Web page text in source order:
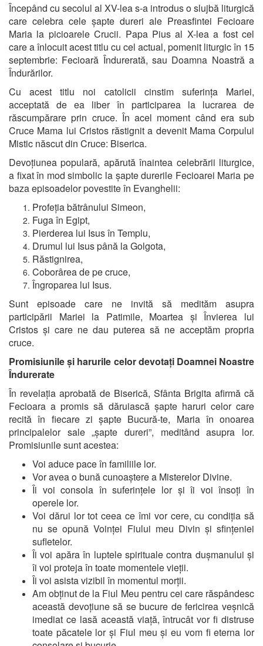
Începând cu secolul al XV-lea s-a introdus o slujbă liturgică
care celebra cele șapte dureri ale Preasfintei Fecioare
Maria la picioarele Crucii. Papa Pius al X-lea a fost cel
care a înlocuit acest titlu cu cel actual, pomenit liturgic în 15
septembrie: Fecioară Îndurerată, sau Doamna Noastră a
Îndurărilor.
Cu acest titlu noi catolicii cinstim suferința Mariei,
acceptată de ea liber în participarea la lucrarea de
răscumpărare prin cruce. În acel moment când era sub
Cruce Mama lui Cristos răstignit a devenit Mama Corpului
Mistic născut din Cruce: Biserica.
Devoțiunea populară, apărută înaintea celebrării liturgice,
a fixat în mod simbolic la șapte durerile Fecioarei Maria pe
baza episoadelor povestite în Evanghelii:
Profeția bătrânului Simeon,
Fuga în Egipt,
Pierderea lui Isus în Templu,
Drumul lui Isus până la Golgota,
Răstignirea,
Coborârea de pe cruce,
Îngroparea lui Isus.
Sunt episoade care ne invită să medităm asupra
participării Mariei la Patimile, Moartea și Învierea lui
Cristos și care ne dau puterea să ne acceptăm propria
cruce.
Promisiunile și harurile celor devotați Doamnei Noastre
Îndurerate
În revelația aprobată de Biserică, Sfânta Brigita afirmă că
Fecioara a promis să dăruiască șapte haruri celor care
recită în fiecare zi șapte Bucură-te, Maria în onoarea
principalelor sale „șapte dureri”, meditând asupra lor.
Promisiunile sunt acestea:
Voi aduce pace în familiile lor.
Vor avea o bună cunoaștere a Misterelor Divine.
Îi voi consola în suferințele lor și îi voi însoți în
operele lor.
Voi dărui lor tot ceea ce îmi vor cere, cu condiția să
nu se opună Voinței Fiului meu Divin și sfințeniei
sufletelor.
Îi voi apăra în luptele spirituale contra dușmanului și
îi voi proteja în toate momentele vieții.
Îi voi asista vizibil în momentul morții.
Am obținut de la Fiul Meu pentru cei care răspândesc
această devoțiune să se bucure de fericirea veșnică
imediat ce lasă această viață, întrucât vor fi distruse
toate păcatele lor și Fiul meu și eu vom fi eterna lor